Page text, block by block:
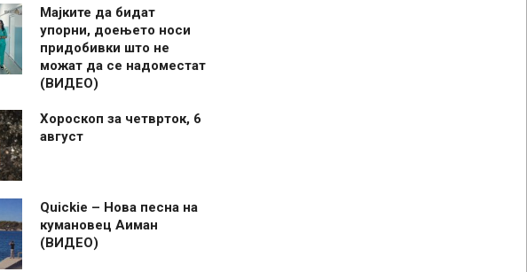
Мајките да бидат
упорни, доењето носи
придобивки што не
можат да се надоместат
(ВИДЕО)
Хороскоп за четврток, 6
август
Quickie – Нова песна на
кумановец Аиман
(ВИДЕО)